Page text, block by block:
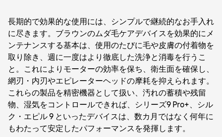
長期的で効果的な使用には、シンプルで継続的なお手入れ
に尽きます。ブラウンのムダ毛ケアデバイスを効果的にメ
ンテナンスする基本は、使用のたびに毛や皮膚の付着物を
取り除き、週に一度はより徹底した洗浄と消毒を行うこ
と。これによりモーターの効率を保ち、衛生面を確保し、
網刃・内刃やエピレーターヘッドの摩耗を抑えられます。
これらの製品を精密機器として扱い、汚れの蓄積や残留
物、湿気をコントロールできれば、シリーズ9 Pro+、シル
ク・エピル 9 といったデバイスは、数カ月ではなく何年に
もわたって安定したパフォーマンスを発揮します。